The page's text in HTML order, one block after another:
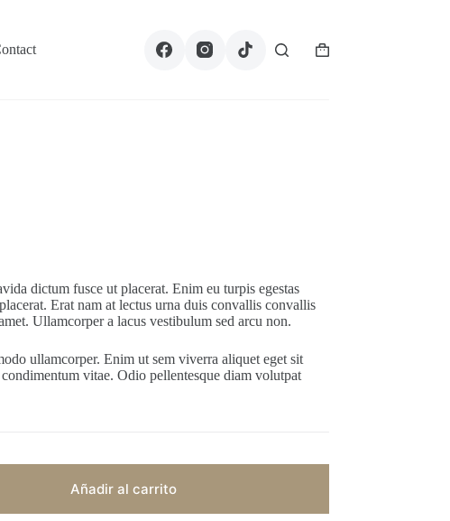
Carro
dictum fusce ut placerat. Enim eu turpis egestas
Erat nam at lectus urna duis convallis convallis
Ullamcorper a lacus vestibulum sed arcu non.
ullamcorper. Enim ut sem viverra aliquet eget sit
vitae. Odio pellentesque diam volutpat
Añadir al carrito